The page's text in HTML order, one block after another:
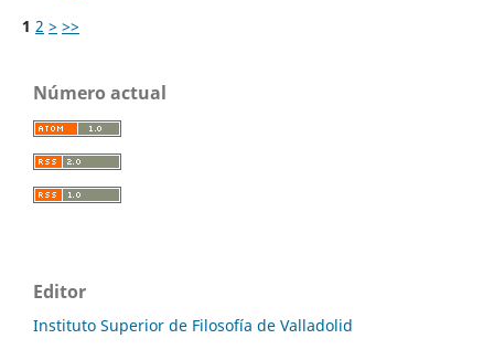
1 2 > >>
Número actual
Editor
Instituto Superior de Filosofía de Valladolid